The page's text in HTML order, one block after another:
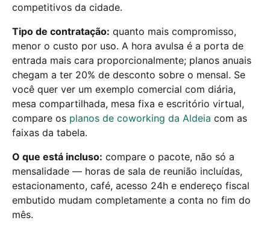
competitivos da cidade.
Tipo de contratação: quanto mais compromisso,
menor o custo por uso. A hora avulsa é a porta de
entrada mais cara proporcionalmente; planos anuais
chegam a ter 20% de desconto sobre o mensal. Se
você quer ver um exemplo comercial com diária,
mesa compartilhada, mesa fixa e escritório virtual,
compare os planos de coworking da Aldeia com as
faixas da tabela.
O que está incluso: compare o pacote, não só a
mensalidade — horas de sala de reunião incluídas,
estacionamento, café, acesso 24h e endereço fiscal
embutido mudam completamente a conta no fim do
mês.